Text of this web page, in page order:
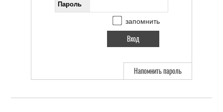
Пароль
запомнить
Напомнить пароль